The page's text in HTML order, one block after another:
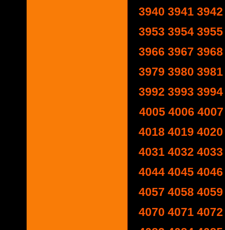
3940 3941 3942
3953 3954 3955
3966 3967 3968
3979 3980 3981
3992 3993 3994
4005 4006 4007
4018 4019 4020
4031 4032 4033
4044 4045 4046
4057 4058 4059
4070 4071 4072